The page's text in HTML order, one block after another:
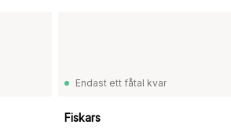
Endast ett fåtal kvar
Fiskars